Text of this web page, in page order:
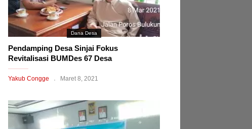
Dana Desa
Pendamping Desa Sinjai Fokus
Revitalisasi BUMDes 67 Desa
Yakub Congge Maret 8, 2021